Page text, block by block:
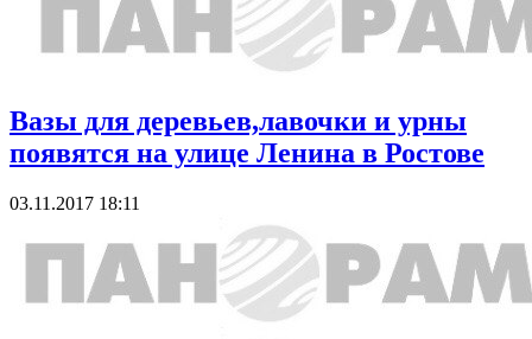
Вазы для деревьев,лавочки и урны
появятся на улице Ленина в Ростове
03.11.2017 18:11